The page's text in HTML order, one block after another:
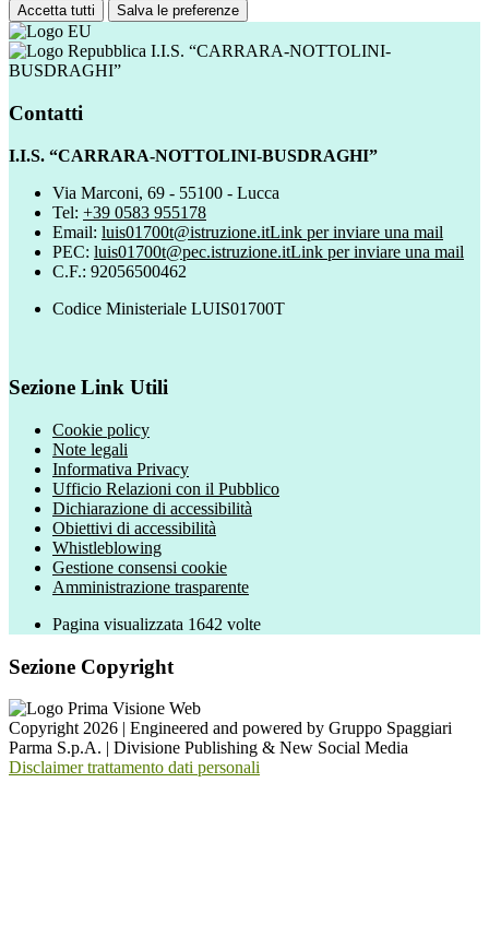
Accetta tutti Salva le preferenze
I.I.S. “CARRARA-NOTTOLINI-
BUSDRAGHI”
Contatti
I.I.S. “CARRARA-NOTTOLINI-BUSDRAGHI”
Via Marconi, 69 - 55100 - Lucca
Tel: +39 0583 955178
Email: luis01700t@istruzione.itLink per inviare una mail
PEC: luis01700t@pec.istruzione.itLink per inviare una mail
C.F.: 92056500462
Codice Ministeriale LUIS01700T
Sezione Link Utili
Cookie policy
Note legali
Informativa Privacy
Ufficio Relazioni con il Pubblico
Dichiarazione di accessibilità
Obiettivi di accessibilità
Whistleblowing
Gestione consensi cookie
Amministrazione trasparente
Pagina visualizzata 1642 volte
Sezione Copyright
Copyright 2026 | Engineered and powered by Gruppo Spaggiari
Parma S.p.A. | Divisione Publishing & New Social Media
Disclaimer trattamento dati personali